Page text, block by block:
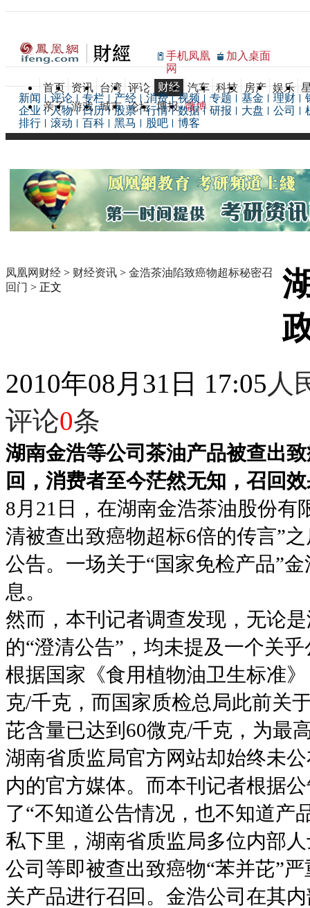
手机凤凰
网
加入桌面
首页 资讯 台湾 评论 财经 汽车 科技 房产 娱乐
亲子 游戏 城市 论坛 博报 微博
新闻 评论 专栏 产经 消费 视频 专题 基金 理财
企业
人物 日历 股票 行情 数据 研报 大盘 公司
排行
滚动 百科 黑马 股吧 博客
凤凰网财经 > 财经资讯 > 金浩茶油陷致癌物超标秘密召
回门 > 正文
2010年08月31日 17:05 人
评论0条
湖南金浩等公司茶油产品被查出
回，消费者至今茫然无知，召回
8月21日，在湖南金浩茶油股份有
清被查出致癌物超标6倍的传言”
公告。一场关于“国家免检产品”
息。
然而，本刊记者调查发现，无论
的“澄清公告”，均未提及一个关
根据国家《食用植物油卫生标准
克/千克，而国家质检总局此前关
芘含量已达到60微克/千克，为最
湖南省质监局官方网站却始终未
内的官方媒体。而本刊记者根据
了“不知道公告情况，也不知道产
私下里，湖南省质监局多位内部
公司等即被查出致癌物“苯并芘”
关产品进行召回。金浩公司在其